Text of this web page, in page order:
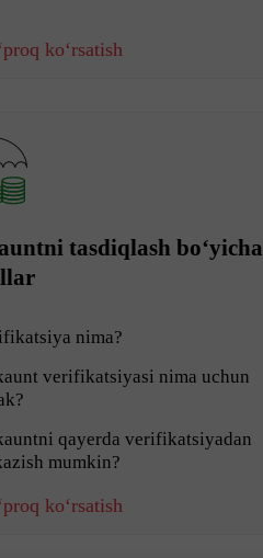
ko‘rsatish
tasdiqlash bo‘yicha
nima?
verifikatsiyasi nima uchun
qayerda verifikatsiyadan
mumkin?
ko‘rsatish